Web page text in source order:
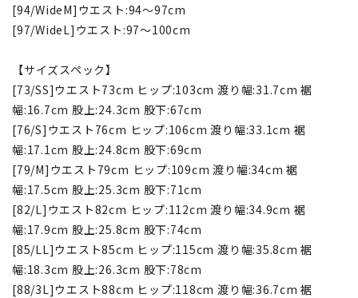
[94/WideM]ウエスト:94～97cm
[97/WideL]ウエスト:97～100cm
【サイズスペック】
[73/SS]ウエスト73cm ヒップ:103cm 渡り幅:31.7cm 裾
幅:16.7cm 股上:24.3cm 股下:67cm
[76/S]ウエスト76cm ヒップ:106cm 渡り幅:33.1cm 裾
幅:17.1cm 股上:24.8cm 股下:69cm
[79/M]ウエスト79cm ヒップ:109cm 渡り幅:34cm 裾
幅:17.5cm 股上:25.3cm 股下:71cm
[82/L]ウエスト82cm ヒップ:112cm 渡り幅:34.9cm 裾
幅:17.9cm 股上:25.8cm 股下:74cm
[85/LL]ウエスト85cm ヒップ:115cm 渡り幅:35.8cm 裾
幅:18.3cm 股上:26.3cm 股下:78cm
[88/3L]ウエスト88cm ヒップ:118cm 渡り幅:36.7cm 裾